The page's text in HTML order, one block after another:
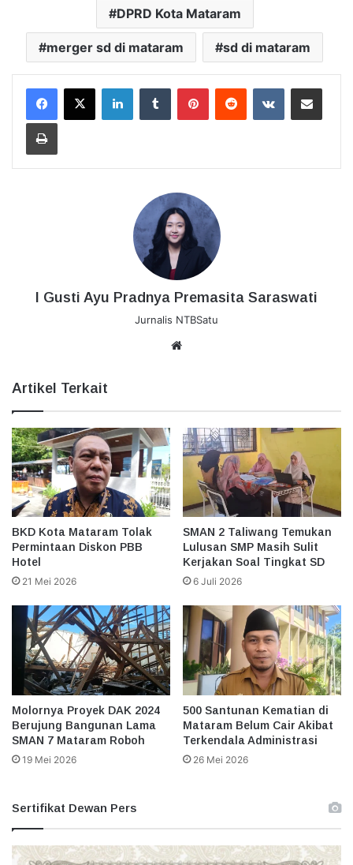
DPRD Kota Mataram
merger sd di mataram sd di mataram
LinkedInTumblr PinterestReddit VKontakteBagikan Lewat Email
Cetak
I Gusti Ayu Pradnya Premasita Saraswati
Jurnalis NTBSatu
Artikel Terkait
BKD Kota Mataram Tolak
Permintaan Diskon PBB
Hotel
21 Mei 2026
SMAN 2 Taliwang Temukan
Lulusan SMP Masih Sulit
Kerjakan Soal Tingkat SD
6 Juli 2026
Molornya Proyek DAK 2024
Berujung Bangunan Lama
SMAN 7 Mataram Roboh
19 Mei 2026
500 Santunan Kematian di
Mataram Belum Cair Akibat
Terkendala Administrasi
26 Mei 2026
Sertifikat Dewan Pers